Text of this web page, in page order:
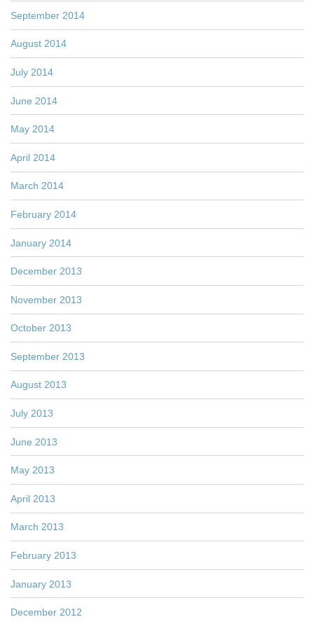
September 2014
August 2014
July 2014
June 2014
May 2014
April 2014
March 2014
February 2014
January 2014
December 2013
November 2013
October 2013
September 2013
August 2013
July 2013
June 2013
May 2013
April 2013
March 2013
February 2013
January 2013
December 2012